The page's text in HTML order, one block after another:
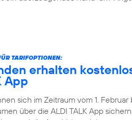
TARIFOPTIONEN:
erhalten
App
sich im Zeitraum vom 1.
über die ALDI TALK App